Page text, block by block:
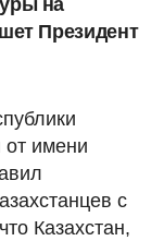
на
Президент
имени
с
Казахстан,